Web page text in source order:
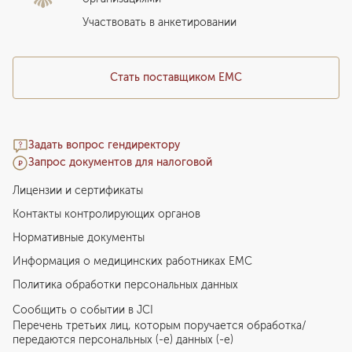
Медицинский туризм
Стать поставщиком ЕМС
Задать вопрос гендиректору
Запрос документов для налоговой
Участвовать в анкетировании
Лицензии и сертификаты
Контакты контролирующих органов
Нормативные документы
Информация о медицинских работниках EMC
Политика обработки персональных данных
Сообщить о событии в JCI
Перечень третьих лиц, которым поручается обработка/
передаются персональных (-е) данных (-е)